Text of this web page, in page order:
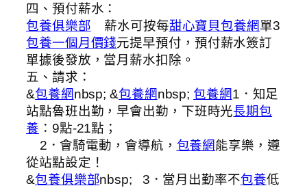
四、預付薪水：
包養俱樂部 薪水可按每甜心寶貝包養網單3
包養一個月價錢元提早預付，預付薪水簽訂
單據後發放，當月薪水扣除。
五、請求：
&包養網nbsp; &包養網nbsp;包養網1．知足
站點魯班出勤，早會出勤，下班時光長期包
養 ：9點-21點；
2．會騎電動，會導航， 包養網能享樂，遵
從站點設定！
&包養俱樂部nbsp; 3．當月出勤率不包養低